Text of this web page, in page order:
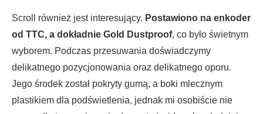
Scroll również jest interesujący. Postawiono na enkoder
od TTC, a dokładnie Gold Dustproof, co było świetnym
wyborem. Podczas przesuwania doświadczymy
delikatnego pozycjonowania oraz delikatnego oporu.
Jego środek został pokryty gumą, a boki mlecznym
plastikiem dla podświetlenia, jednak mi osobiście nie